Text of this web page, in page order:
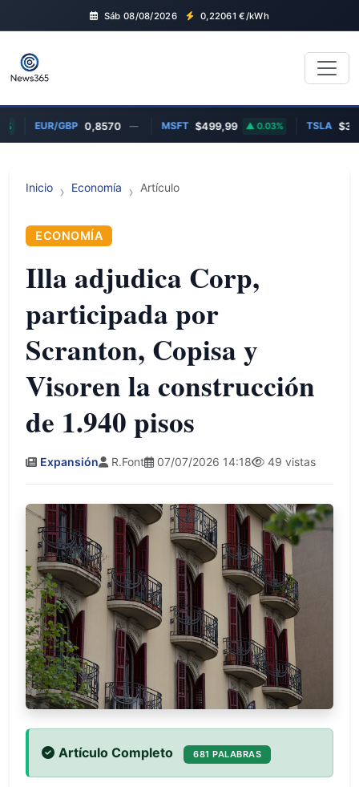
Sáb 08/08/2026 0,22061 €/kWh
EUR/GBP 0,8570 — MSFT $499,99 0.03% TSLA
Inicio Economía Artículo
ECONOMÍA
Illa adjudica Corp,
participada por
Scranton, Copisa y
Visoren la construcción
de 1.940 pisos
Expansión R.Font 07/07/2026 14:18 49 vistas
Artículo Completo 681 PALABRAS